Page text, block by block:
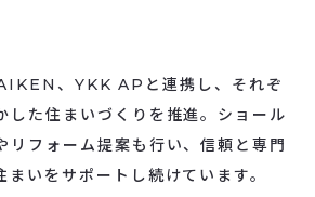
、YKK APと連携し、それぞ
した住まいづくりを推進。ショール
リフォーム提案も行い、信頼と専門
まいをサポートし続けています。